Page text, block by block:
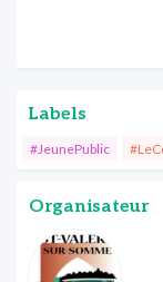
Labels
#JeunePublic
Organisateur